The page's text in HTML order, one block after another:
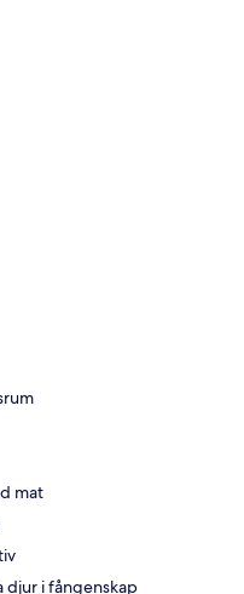
mat
djur i fångenskap